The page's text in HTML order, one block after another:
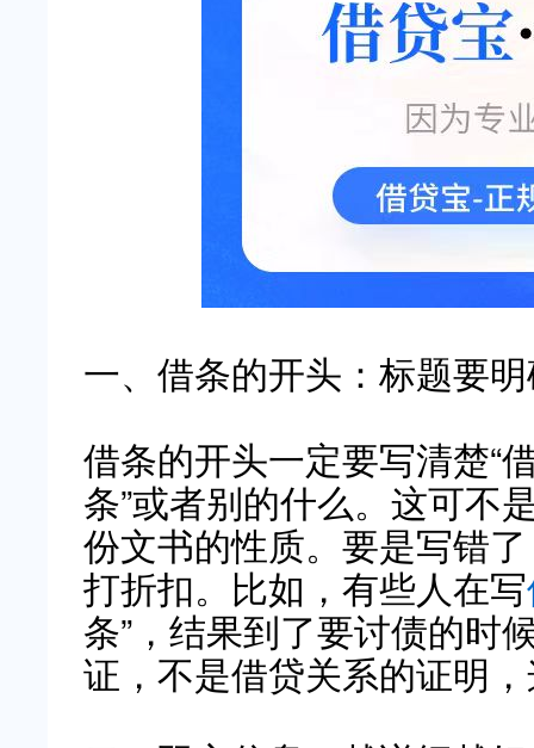
一、借条的开头：标题要
借条的开头一定要写清楚“
条”或者别的什么。这可不
份文书的性质。要是写错
打折扣。比如，有些人在写
条”，结果到了要讨债的时
证，不是借贷关系的证明